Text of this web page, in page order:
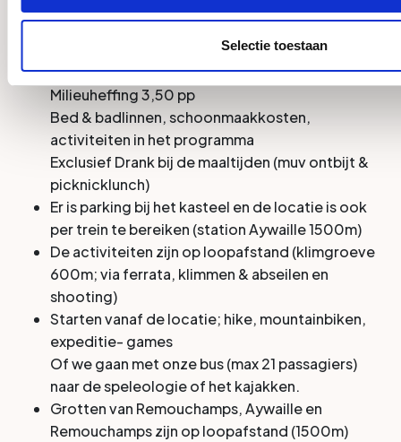
Selectie toestaan
Prijs voorbeeldprogramma; 293,- pp voor
Dit is inclusief Toeristenbelasting (2,- pppn) &
Milieuheffing 3,50 pp
Bed & badlinnen, schoonmaakkosten,
activiteiten in het programma
Exclusief Drank bij de maaltijden (muv ontbijt &
picknicklunch)
Er is parking bij het kasteel en de locatie is ook
per trein te bereiken (station Aywaille 1500m)
De activiteiten zijn op loopafstand (klimgroeve
600m; via ferrata, klimmen & abseilen en
shooting)
Starten vanaf de locatie; hike, mountainbiken,
expeditie- games
Of we gaan met onze bus (max 21 passagiers)
naar de speleologie of het kajakken.
Grotten van Remouchamps, Aywaille en
Remouchamps zijn op loopafstand (1500m)